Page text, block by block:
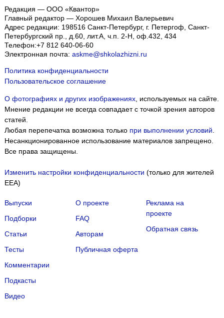
Редакция — ООО «Квантор»
Главный редактор — Хорошев Михаил Валерьевич
Адрес редакции: 198516 Санкт-Петербург, г. Петергоф Санкт-
Петербургский пр., д.60, лит.А, ч.п. 2-Н, оф.432, 434
Телефон:+7 812 640-06-60
Электронная почта: askme@shkolazhizni.ru
Политика конфиденциальности
Пользовательское соглашение
О фотографиях и других изображениях, используемых на сайте.
Мнение редакции не всегда совпадает с точкой зрения авторов
статей.
Любая перепечатка возможна только при выполнении условий
Несанкционированное использование материалов запрещено.
Все права защищены.
Изменить настройки конфиденциальности (только для жителей
EEA)
Выпуски
Подборки
Статьи
Тесты
Комментарии
Подкасты
Видео
О проекте
FAQ
Авторам
Публичная оферта
Реклама на
проекте
Обратная связь